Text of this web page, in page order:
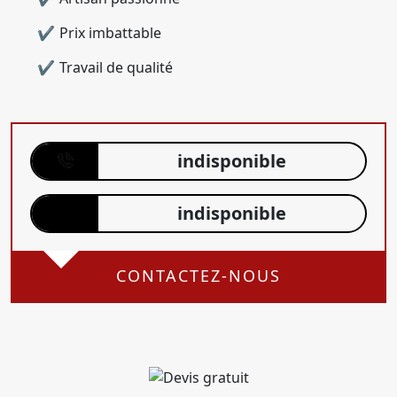
Prix imbattable
Travail de qualité
indisponible
indisponible
CONTACTEZ-NOUS